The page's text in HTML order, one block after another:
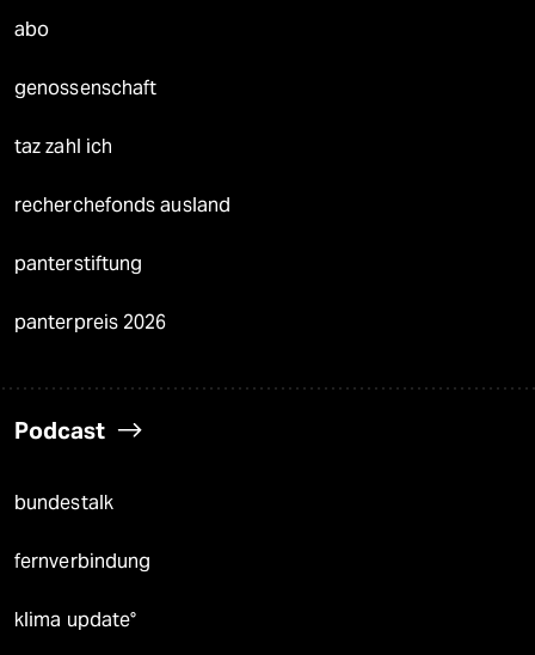
abo
genossenschaft
taz zahl ich
recherchefonds ausland
panterstiftung
panterpreis 2026
Podcast
bundestalk
fernverbindung
klima update°